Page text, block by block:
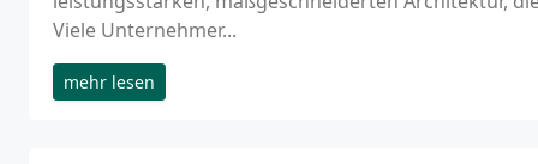
Viele Unternehmer...
mehr lesen